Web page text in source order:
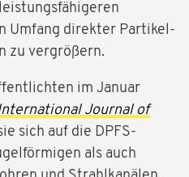
Umfang direkter Partikel-
zu vergrößern.
im Januar
Journal of
sich auf die DPFS-
als auch